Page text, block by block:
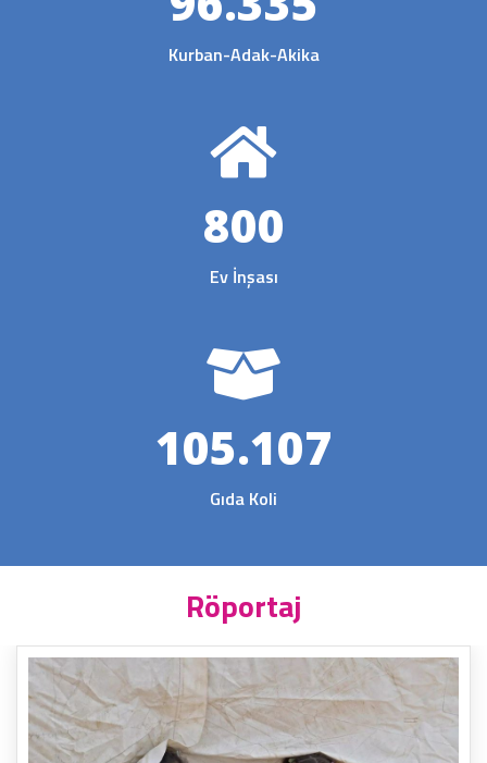
Kurban-Adak-Akika
800
Ev İnşası
105.107
Gıda Koli
Röportaj